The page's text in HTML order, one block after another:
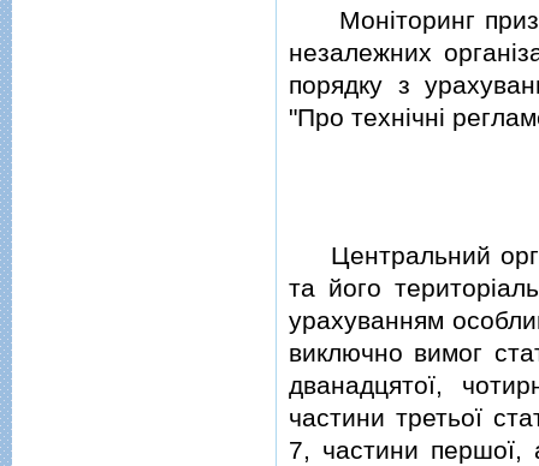
Монiторинг
незалежних
порядку з
"Про технiчнi
Центральний
та його
урахуванням
виключно вимог
дванадцятої,
частини третьої
7, частини першої,